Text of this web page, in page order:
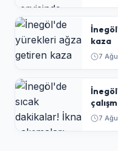
kaza
7
7